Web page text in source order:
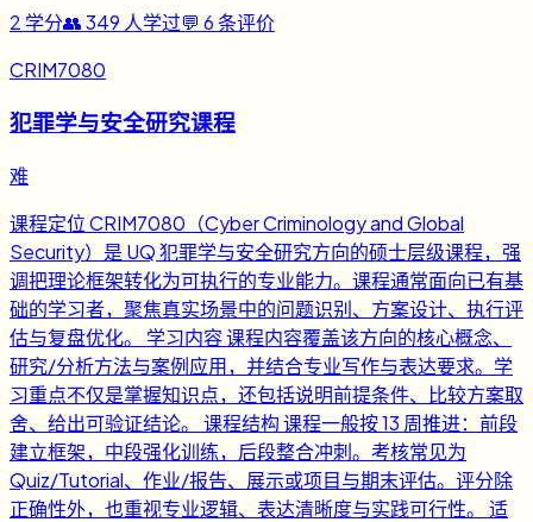
2 学分👥349 人学过💬 6条评价
CRIM7080
犯罪学与安全研究课程
难
课程定位 CRIM7080（Cyber Criminology and Global
Security）是 UQ 犯罪学与安全研究方向的硕士层级课程，强
调把理论框架转化为可执行的专业能力。课程通常面向已有基
础的学习者，聚焦真实场景中的问题识别、方案设计、执行评
估与复盘优化。 学习内容 课程内容覆盖该方向的核心概念、
研究/分析方法与案例应用，并结合专业写作与表达要求。学
习重点不仅是掌握知识点，还包括说明前提条件、比较方案取
舍、给出可验证结论。 课程结构 课程一般按 13 周推进：前段
建立框架，中段强化训练，后段整合冲刺。考核常见为
Quiz/Tutorial、作业/报告、展示或项目与期末评估。评分除
正确性外，也重视专业逻辑、表达清晰度与实践可行性。 适